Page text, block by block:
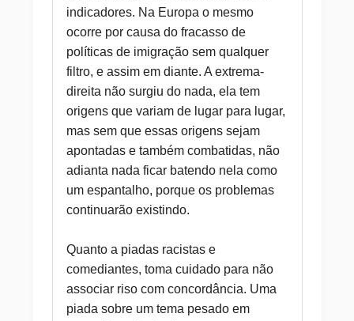
indicadores. Na Europa o mesmo
ocorre por causa do fracasso de
políticas de imigração sem qualquer
filtro, e assim em diante. A extrema-
direita não surgiu do nada, ela tem
origens que variam de lugar para lugar,
mas sem que essas origens sejam
apontadas e também combatidas, não
adianta nada ficar batendo nela como
um espantalho, porque os problemas
continuarão existindo.
Quanto a piadas racistas e
comediantes, toma cuidado para não
associar riso com concordância. Uma
piada sobre um tema pesado em